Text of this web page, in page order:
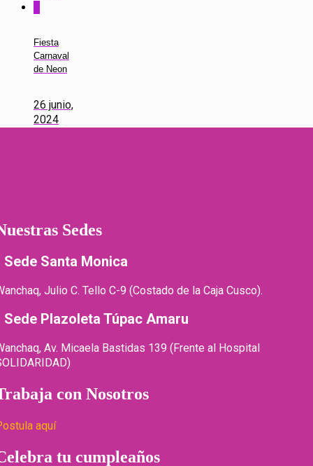
Fiesta
Carnaval
de Neon
26 junio,
2024
Sedes
Sede Santa Monica
Julio C. Tello C-9 (Costado de la Caja Cusco).
Sede Plazoleta Túpac Amaru
Av. Micaela Bastidas 139 (Frente al Hospital
con Nosotros
aquí
tu cumpleaños